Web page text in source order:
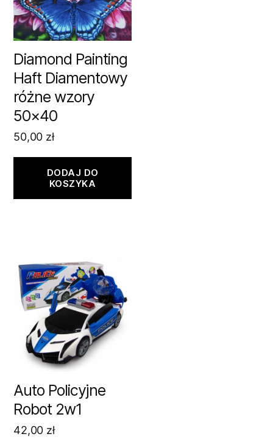
Diamond Painting
Haft Diamentowy
różne wzory
50×40
50,00 zł
DODAJ DO
KOSZYKA
Auto Policyjne
Robot 2w1
42,00 zł